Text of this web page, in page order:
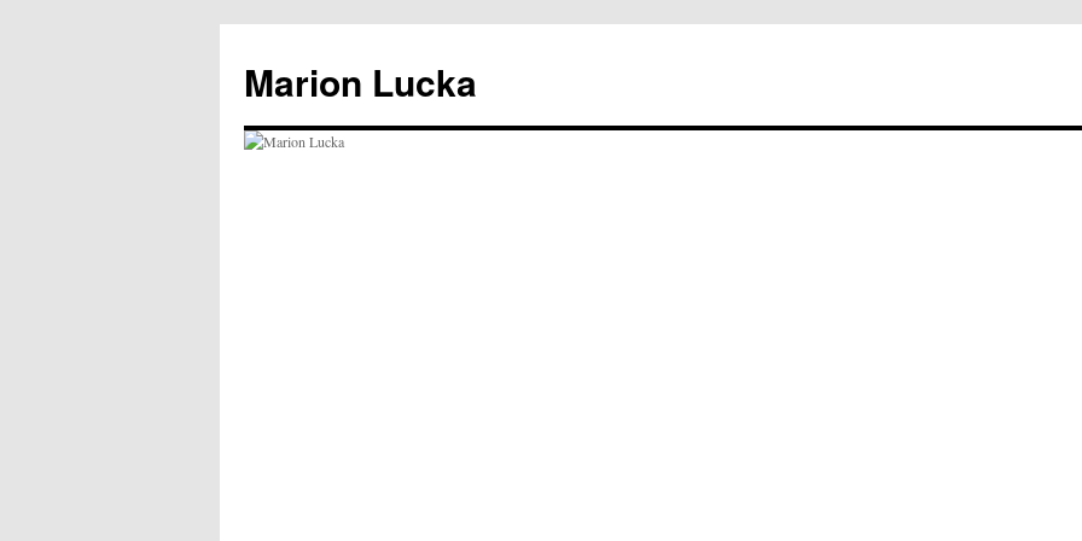
Marion Lucka